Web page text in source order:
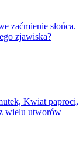
zaćmienie słońca.
zjawiska?
Kwiat paproci,
wielu utworów